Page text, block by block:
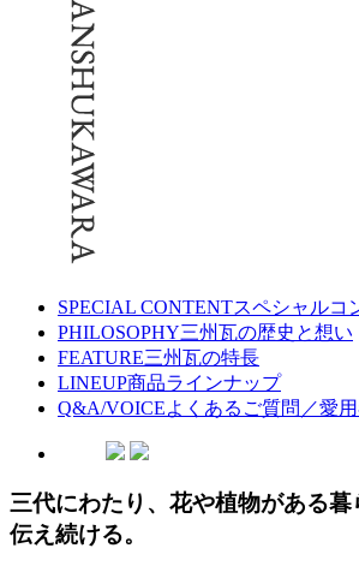
SPECIAL CONTENTスペシャルコ
PHILOSOPHY三州瓦の歴史と想い
FEATURE三州瓦の特長
LINEUP商品ラインナップ
Q&A/VOICEよくあるご質問／愛
三代にわたり、花や植物がある
伝え続ける。